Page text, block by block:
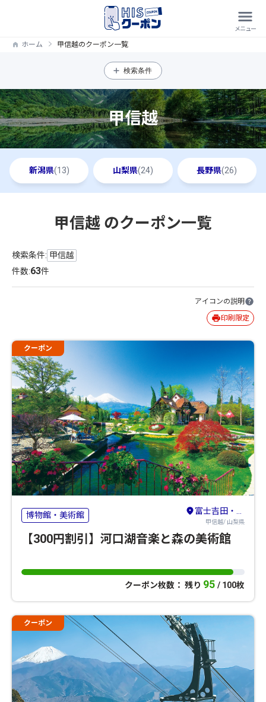
ホーム 甲信越のクーポン一覧
検索条件
甲信越
新潟県(13) 山梨県(24) 長野県(26)
甲信越 のクーポン一覧
検索条件: 甲信越
件数:63件
アイコンの説明
印刷限定
クーポン
博物館・美術館 富士吉田・河口湖・本栖湖・西湖・精進湖
甲信越/ 山梨県
【300円割引】河口湖音楽と森の美術館
クーポン枚数： 残り 95 / 100枚
クーポン